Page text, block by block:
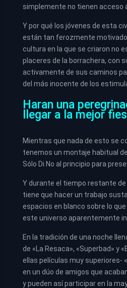
simplemente no tienen acceso
Y por qué los jóvenes de esta
están tan ferozmente
cultura en la que se criaron no
placeres de la borrachera, con
activamente de sus caminos
del más inocente de los
Haran una
llegar a la mejor
Mientras que nada de esto se
tenemos un montaje habitual
Sólo Di No al principio para
Y durante el tiempo restante de
tiene que hacer un trabajo
espacios en blanco sobre lo
este universo aparentemente
En la tradición de una noche
de «La Resaca», «Superbad» y
ellas películas muy superiores-
en un dúo de amigos que
y pueden así participar en la